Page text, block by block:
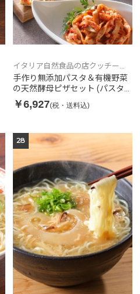
イタリア自然食品の店クッチー
ナ・リナルド
手作り無添加パスタ＆有機野菜
の天然酵母ピザセット (パスタ2
食、ピザ5枚入)
￥6,927(税・送料込)
28